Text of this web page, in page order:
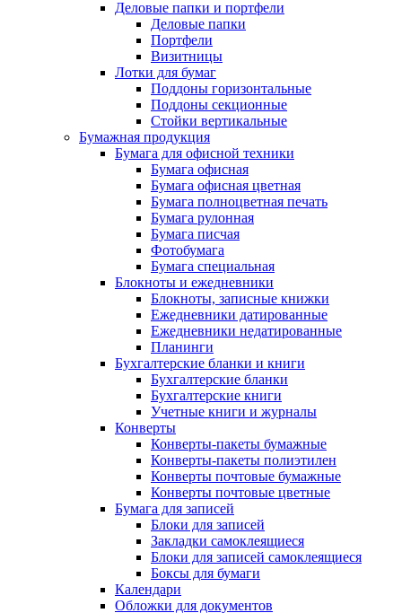
Деловые папки и портфели
Деловые папки
Портфели
Визитницы
Лотки для бумаг
Поддоны горизонтальные
Поддоны секционные
Стойки вертикальные
Бумажная продукция
Бумага для офисной техники
Бумага офисная
Бумага офисная цветная
Бумага полноцветная печать
Бумага рулонная
Бумага писчая
Фотобумага
Бумага специальная
Блокноты и ежедневники
Блокноты, записные книжки
Ежедневники датированные
Ежедневники недатированные
Планинги
Бухгалтерские бланки и книги
Бухгалтерские бланки
Бухгалтерские книги
Учетные книги и журналы
Конверты
Конверты-пакеты бумажные
Конверты-пакеты полиэтилен
Конверты почтовые бумажные
Конверты почтовые цветные
Бумага для записей
Блоки для записей
Закладки самоклеящиеся
Блоки для записей самоклеящиеся
Боксы для бумаги
Календари
Обложки для документов